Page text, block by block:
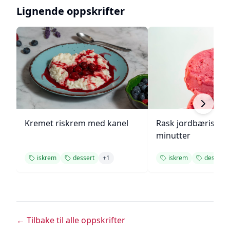
Lignende oppskrifter
Kremet riskrem med kanel
iskrem dessert +1
Rask
minutter
iskrem dessert
← Tilbake til alle oppskrifter